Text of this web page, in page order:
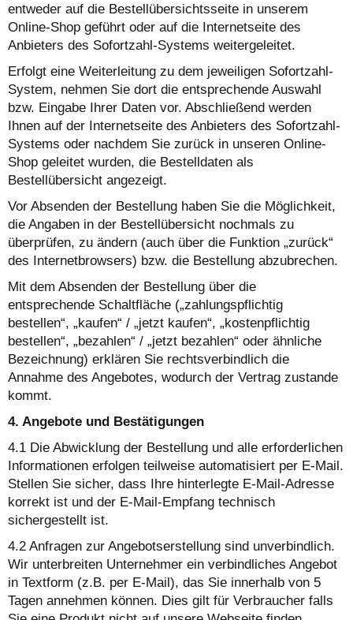
entweder auf die Bestellübersichtsseite in unserem
Online-Shop geführt oder auf die Internetseite des
Anbieters des Sofortzahl-Systems weitergeleitet.
Erfolgt eine Weiterleitung zu dem jeweiligen Sofortzahl-
System, nehmen Sie dort die entsprechende Auswahl
bzw. Eingabe Ihrer Daten vor. Abschließend werden
Ihnen auf der Internetseite des Anbieters des Sofortzahl-
Systems oder nachdem Sie zurück in unseren Online-
Shop geleitet wurden, die Bestelldaten als
Bestellübersicht angezeigt.
Vor Absenden der Bestellung haben Sie die Möglichkeit,
die Angaben in der Bestellübersicht nochmals zu
überprüfen, zu ändern (auch über die Funktion „zurück“
des Internetbrowsers) bzw. die Bestellung abzubrechen.
Mit dem Absenden der Bestellung über die
entsprechende Schaltfläche („zahlungspflichtig
bestellen“, „kaufen“ / „jetzt kaufen“, „kostenpflichtig
bestellen“, „bezahlen“ / „jetzt bezahlen“ oder ähnliche
Bezeichnung) erklären Sie rechtsverbindlich die
Annahme des Angebotes, wodurch der Vertrag zustande
kommt.
4. Angebote und Bestätigungen
4.1 Die Abwicklung der Bestellung und alle erforderlichen
Informationen erfolgen teilweise automatisiert per E-Mail.
Stellen Sie sicher, dass Ihre hinterlegte E-Mail-Adresse
korrekt ist und der E-Mail-Empfang technisch
sichergestellt ist.
4.2 Anfragen zur Angebotserstellung sind unverbindlich.
Wir unterbreiten Unternehmer ein verbindliches Angebot
in Textform (z.B. per E-Mail), das Sie innerhalb von 5
Tagen annehmen können. Dies gilt für Verbraucher falls